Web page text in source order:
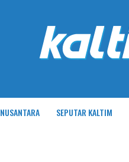
NUSANTARA SEPUTAR KALTIM